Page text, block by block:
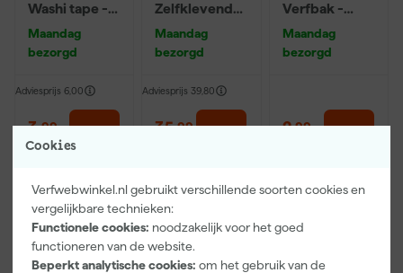
Cookies
Verfwebwinkel.nl gebruikt verschillende soorten cookies en
vergelijkbare technieken:
Functionele cookies: noodzakelijk voor het goed
functioneren van de website.
Beperkt analytische cookies: om het gebruik van de
Washi tape -
Maandag
bezorgd
Adviesprijs 6,00
3,99
incl. BTW
Zelfklevend
25 x 0,65 m
Maandag
bezorgd
Adviesprijs 39,80
35,99
Verfbak -
15 x 32 cm + 5
inzetbakken
Maandag
bezorgd
2,99